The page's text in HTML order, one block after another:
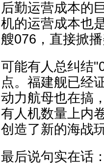
后勤运营成本的
机的运营成本也
艘076，直接掀
可能有人总纠结
点。福建舰已经
动力航母也在搞
有人机数量上内
创造了新的海战
最后说句实在话